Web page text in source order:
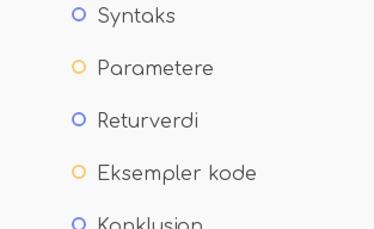
Syntaks
Parametere
Returverdi
Eksempler kode